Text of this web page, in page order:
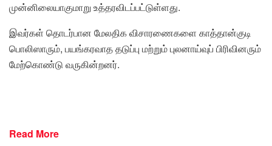
முன்னிலையாகுமாறு உத்தரவிடப்பட்டுள்ளது.
இவர்கள் தொடர்பான மேலதிக விசாரணைகளை காத்தான்குடி
பொலிஸாரும், பயங்கரவாத தடுப்பு மற்றும் புலனாய்வுப் பிரிவினரும்
மேற்கொண்டு வருகின்றனர்.
Read More